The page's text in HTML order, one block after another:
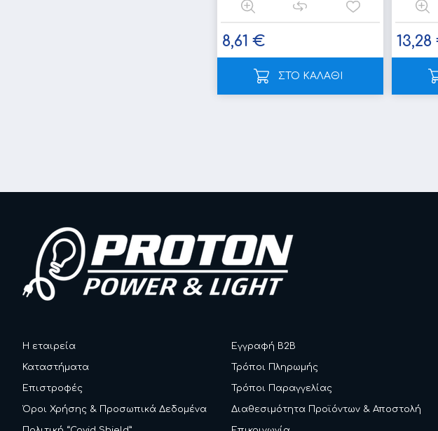
8,61 €
ΣΤΟ ΚΑΛΑΘΙ
Η εταιρεία
Καταστήματα
Επιστροφές
Όροι Χρήσης & Προσωπικά Δεδομένα
Εγγραφή B2B
Τρόποι Πληρωμής
Τρόποι Παραγγελίας
Διαθεσιμότητα Προϊόντων & Αποστολή